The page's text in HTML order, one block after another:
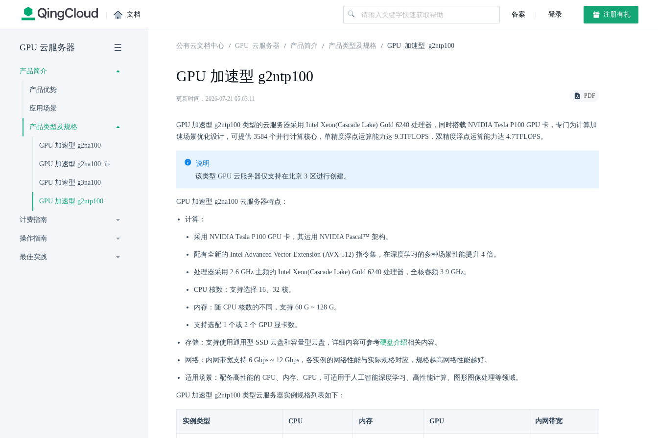
| 文档 备案 登录 注册有礼
GPU 云服务器
产品简介
产品优势
应用场景
产品类型及规格
GPU 加速型 g2na100
GPU 加速型 g2na100_ib
GPU 加速型 g3na100
GPU 加速型 g2ntp100
计费指南
操作指南
最佳实践
公有云文档中心 GPU 云服务器 产品简介 产品类型及规格 GPU 加速型 g2ntp100
GPU 加速型 g2ntp100
更新时间：2026-07-21 05:03:11 PDF
GPU 加速型 g2ntp100 类型的云服务器采用 Intel Xeon(Cascade Lake) Gold 6240 处理器，同时搭载 NVIDIA Tesla P100 GPU 卡，专门为计算加
速场景优化设计，可提供 3584 个并行计算核心，单精度浮点运算能力达 9.3TFLOPS，双精度浮点运算能力达 4.7TFLOPS。
说明
该类型 GPU 云服务器仅支持在北京 3 区进行创建。
GPU 加速型 g2na100 云服务器特点：
计算：
采用 NVIDIA Tesla P100 GPU 卡，其运用 NVIDIA Pascal™ 架构。
配有全新的 Intel Advanced Vector Extension (AVX-512) 指令集，在深度学习的多种场景性能提升 4 倍。
处理器采用 2.6 GHz 主频的 Intel Xeon(Cascade Lake) Gold 6240 处理器，全核睿频 3.9 GHz。
CPU 核数：支持选择 16、32 核。
内存：随 CPU 核数的不同，支持 60 G ~ 128 G。
支持选配 1 个或 2 个 GPU 显卡数。
存储：支持使用通用型 SSD 云盘和容量型云盘，详细内容可参考硬盘介绍相关内容。
网络：内网带宽支持 6 Gbps ~ 12 Gbps，各实例的网络性能与实际规格对应，规格越高网络性能越好。
适用场景：配备高性能的 CPU、内存、GPU，可适用于人工智能深度学习、高性能计算、图形图像处理等领域。
GPU 加速型 g2ntp100 类型云服务器实例规格列表如下：
实例类型 CPU 内存 GPU 内网带宽